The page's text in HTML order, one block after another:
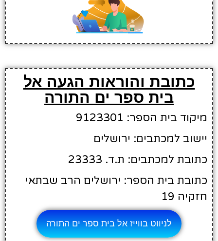
כתובת והוראות הגעה אל
בית ספר ים התורה
מיקוד בית הספר: 9123301
יישוב למכתבים: ירושלים
כתובת למכתבים: ת.ד. 23333
כתובת בית הספר: ירושלים הרב שבתאי
חזקיה 19
לניווט בווייז אל בית ספר ים התורה